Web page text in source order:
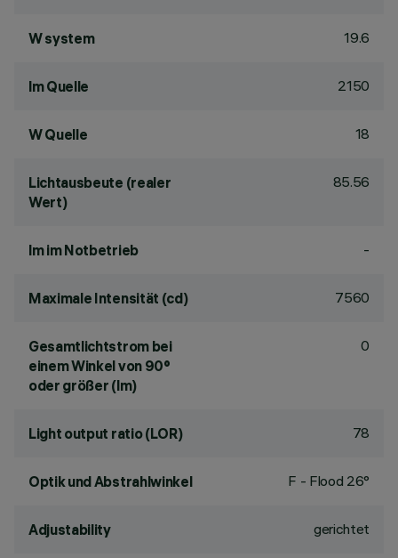
W system 19.6
lm Quelle 2150
W Quelle 18
Lichtausbeute (realer
Wert)
85.56
lm im Notbetrieb -
Maximale Intensität (cd) 7560
Gesamtlichtstrom bei
einem Winkel von 90°
oder größer (lm)
0
Light output ratio (LOR) 78
Optik und Abstrahlwinkel F - Flood 26°
Adjustability gerichtet